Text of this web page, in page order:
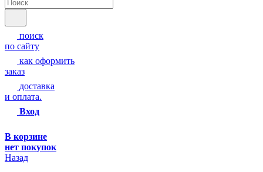
поиск
по сайту
как оформить
заказ
доставка
и оплата.
Вход
В корзине
нет покупок
Назад